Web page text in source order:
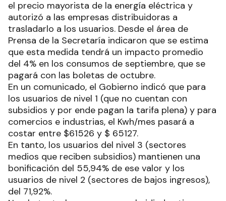
el precio mayorista de la energía eléctrica y
autorizó a las empresas distribuidoras a
trasladarlo a los usuarios. Desde el área de
Prensa de la Secretaría indicaron que se estima
que esta medida tendrá un impacto promedio
del 4% en los consumos de septiembre, que se
pagará con las boletas de octubre.
En un comunicado, el Gobierno indicó que para
los usuarios de nivel 1 (que no cuentan con
subsidios y por ende pagan la tarifa plena) y para
comercios e industrias, el Kwh/mes pasará a
costar entre $61526 y $ 65127.
En tanto, los usuarios del nivel 3 (sectores
medios que reciben subsidios) mantienen una
bonificación del 55,94% de ese valor y los
usuarios de nivel 2 (sectores de bajos ingresos),
del 71,92%.